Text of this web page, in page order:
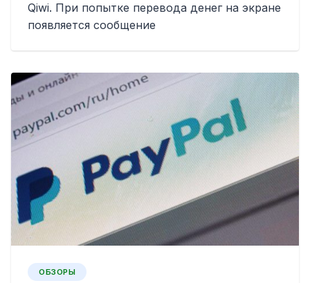
Qiwi. При попытке перевода денег на экране
появляется сообщение
ОБЗОРЫ